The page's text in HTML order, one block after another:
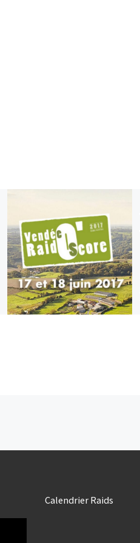
Calendrier Raids